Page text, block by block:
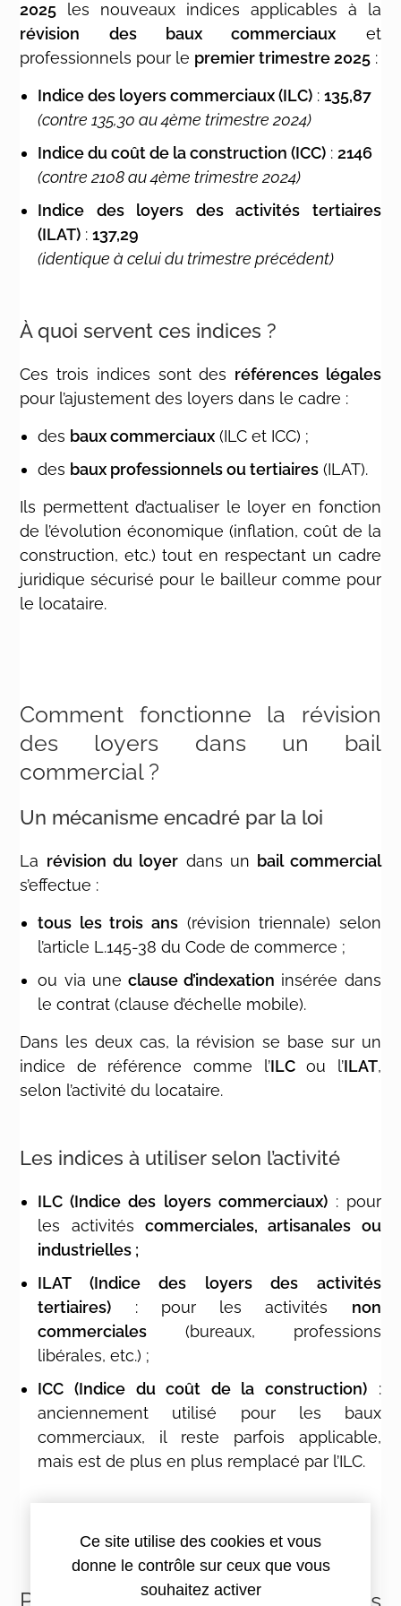
2025 les nouveaux indices applicables à la
révision des baux commerciaux et
professionnels pour le premier trimestre 2025 :
Indice des loyers commerciaux (ILC) :135,87
(contre 135,30 au 4ème trimestre 2024)
Indice du coût de la construction (ICC) :2146
(contre 2108 au 4ème trimestre 2024)
Indice des loyers des activités tertiaires
(ILAT) :137,29
(identique à celui du trimestre précédent)
À quoi servent ces indices ?
Ces trois indices sont des références légales
pour l’ajustement des loyers dans le cadre :
des baux commerciaux (ILC et ICC) ;
des baux professionnels ou tertiaires (ILAT).
Ils permettent d’actualiser le loyer en fonction
de l’évolution économique (inflation, coût de la
construction, etc.) tout en respectant un cadre
juridique sécurisé pour le bailleur comme pour
le locataire.
Comment fonctionne la révision
des loyers dans un bail
commercial ?
Un mécanisme encadré par la loi
La révision du loyer dans un bail commercial
s’effectue :
tous les trois ans (révision triennale) selon
l’article L.145-38 du Code de commerce ;
ou via une clause d’indexation insérée dans
le contrat (clause d’échelle mobile).
Dans les deux cas, la révision se base sur un
indice de référence comme l’ILCou l’ILAT,
selon l’activité du locataire.
Les indices à utiliser selon l’activité
ILC (Indice des loyers commerciaux): pour
les activités commerciales, artisanales ou
industrielles ;
ILAT (Indice des loyers des activités
tertiaires) : pour les activités non
commerciales (bureaux, professions
libérales, etc.) ;
ICC (Indice du coût de la construction) :
anciennement utilisé pour les baux
commerciaux, il reste parfois applicable,
mais est de plus en plus remplacé par l’ILC.
Ce site utilise des cookies et vous
donne le contrôle sur ceux que vous
souhaitez activer